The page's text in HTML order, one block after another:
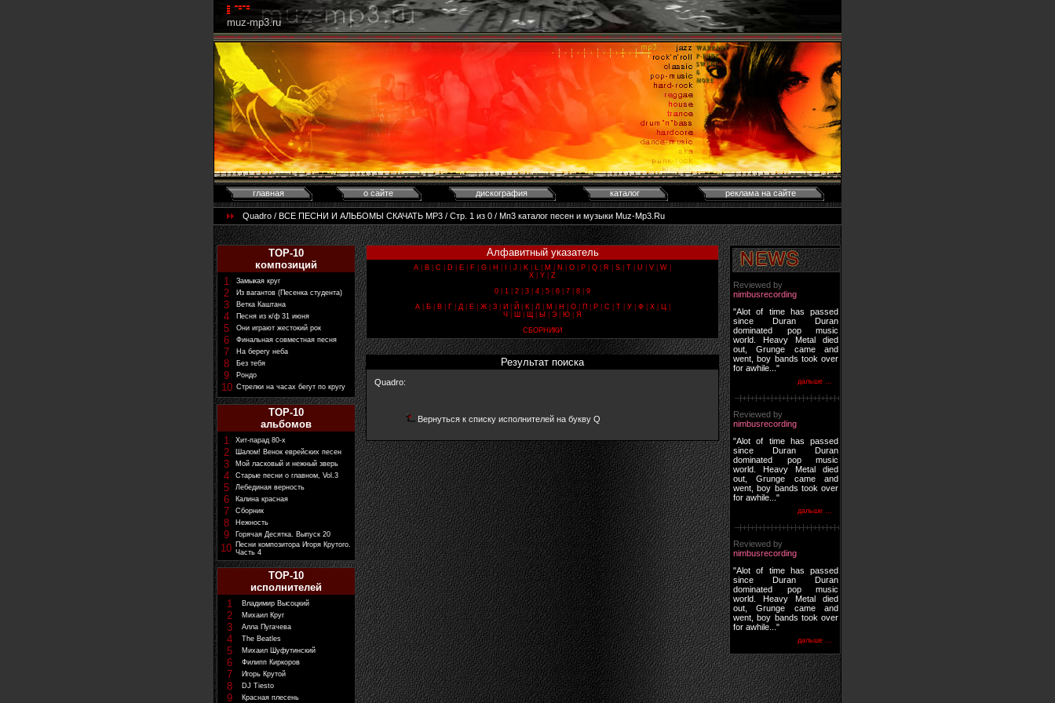
muz-mp3.ru
главная о сайте дискография каталог реклама на сайте
Quadro / ВСЕ ПЕСНИ И АЛЬБОМЫ СКАЧАТЬ MP3 / Стр. 1 из 0 / Мп3 каталог песен и музыки Muz-Mp3.Ru
TOP-10
композиций
1
Замыкая круг
2 Из вагантов (Песенка студента)
3 Ветка Каштана
4 Песня из к/ф 31 июня
5 Они играют жестокий рок
6 Финальная совместная песня
7 На берегу неба
8 Без тебя
9 Рондо
10 Стрелки на часах бегут по кругу
TOP-10
альбомов
1
Хит-парад 80-х
2 Шалом! Венок еврейских песен
3 Мой ласковый и нежный зверь
4 Старые песни о главном, Vol.3
5 Лебединая верность
6 Калина красная
7 Сборник
8 Нежность
9 Горячая Десятка. Выпуск 20
10 Песни композитора Игоря Крутого.
Часть 4
TOP-10
исполнителей
1
Владимир Высоцкий
2 Михаил Круг
3 Алла Пугачева
4 The Beatles
5 Михаил Шуфутинский
6 Филипп Киркоров
7 Игорь Крутой
8 DJ Tiesto
9 Красная плесень
Алфавитный указатель
A B C D E F G H J K L M N O P Q R S T U V W
X
Y
Z
0
1 2 3 4 5 6 7 8
9
А| Б| В| Г| Д| Е| Ж| З| И Й К| Л М Н О| П Р| С Т| У| Ф| Х| Ц|
Ч
Ш Щ Ы Э| Ю
Я
СБОРНИКИ
Результат поиска
Quadro:
Вернуться к списку исполнителей на букву Q
Reviewed by
nimbusrecording
"Alot of time has passed
since Duran Duran
dominated pop music
world. Heavy Metal died
out, Grunge came and
went, boy bands took over
for awhile..."
дальше ...
Reviewed by
nimbusrecording
"Alot of time has passed
since Duran Duran
dominated pop music
world. Heavy Metal died
out, Grunge came and
went, boy bands took over
for awhile..."
дальше ...
Reviewed by
nimbusrecording
"Alot of time has passed
since Duran Duran
dominated pop music
world. Heavy Metal died
out, Grunge came and
went, boy bands took over
for awhile..."
дальше ...